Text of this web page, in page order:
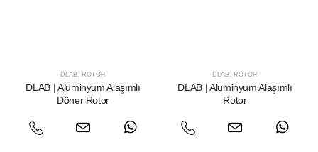
DLAB, ROTOR
DLAB | Alüminyum Alaşımlı
Döner Rotor
DLAB, ROTOR
DLAB | Alüminyum Alaşımlı
Rotor